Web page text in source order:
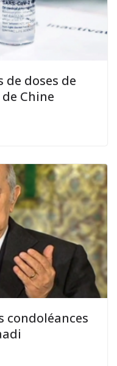
de doses de
Chine
condoléances